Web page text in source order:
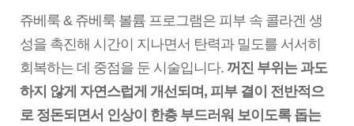
쥬베룩 & 쥬베룩 볼륨 프로그램은 피부 속 콜라겐 생
성을 촉진해 시간이 지나면서 탄력과 밀도를 서서히
회복하는 데 중점을 둔 시술입니다. 꺼진 부위는 과도
하지 않게 자연스럽게 개선되며, 피부 결이 전반적으
로 정돈되면서 인상이 한층 부드러워 보이도록 돕는